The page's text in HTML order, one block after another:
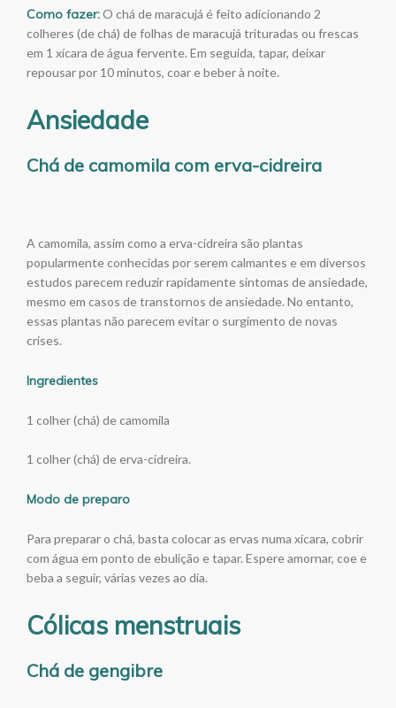
Como fazer:O chá de maracujá é feito adicionando 2
colheres (de chá) de folhas de maracujá trituradas ou frescas
em 1 xícara de água fervente. Em seguida, tapar, deixar
repousar por 10 minutos, coar e beber à noite.
Ansiedade
Chá de camomila com erva-cidreira
A camomila, assim como a erva-cidreira são plantas
popularmente conhecidas por serem calmantes e em diversos
estudos parecem reduzir rapidamente sintomas de ansiedade,
mesmo em casos de transtornos de ansiedade. No entanto,
essas plantas não parecem evitar o surgimento de novas
crises.
Ingredientes
1 colher (chá) de camomila
1 colher (chá) de erva-cidreira.
Modo de preparo
Para preparar o chá, basta colocar as ervas numa xícara, cobrir
com água em ponto de ebulição e tapar. Espere amornar, coe e
beba a seguir, várias vezes ao dia.
Cólicas menstruais
Chá de gengibre